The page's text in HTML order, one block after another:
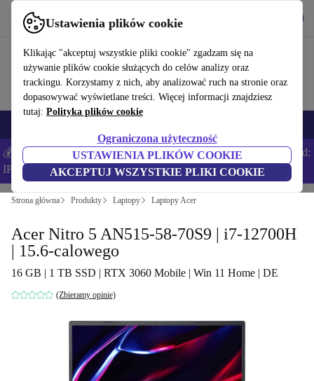
Ustawienia plików cookie
Klikając "akceptuj wszystkie pliki cookie" zgadzam się na
używanie plików cookie służących do celów analizy oraz
trackingu. Korzystamy z nich, aby analizować ruch na stronie oraz
dopasowywać wyświetlane treści. Więcej informacji znajdziesz
tutaj: Polityka plików cookie
Ograniczona użyteczność
USTAWIENIA PLIKÓW COOKIE
AKCEPTUJ WSZYSTKIE PLIKI COOKIE
Korzystaj z refurbed szybko i łatwo
💰Zaoszczędź DODATKOWE 5% na wszystkich iPhone’ach – Kod:
IPHONEDEAL –Regulamin
Strona główna Produkty Laptopy Laptopy Acer
Acer Nitro 5 AN515-58-70S9 | i7-12700H
| 15.6-calowego
16 GB | 1 TB SSD | RTX 3060 Mobile | Win 11 Home | DE
(Zbieramy opinie)